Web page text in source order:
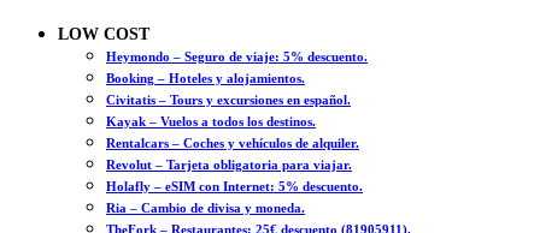
LOW COST
Heymondo – Seguro de viaje: 5% descuento.
Booking – Hoteles y alojamientos.
Civitatis – Tours y excursiones en español.
Kayak – Vuelos a todos los destinos.
Rentalcars – Coches y vehículos de alquiler.
Revolut – Tarjeta obligatoria para viajar.
Holafly – eSIM con Internet: 5% descuento.
Ria – Cambio de divisa y moneda.
TheFork – Restaurantes: 25€ descuento (81905911).